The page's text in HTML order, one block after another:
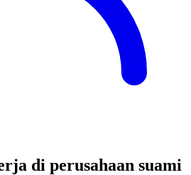
di perusahaan suami